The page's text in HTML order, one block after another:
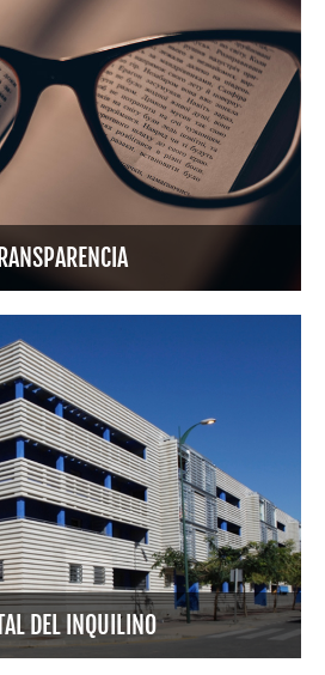
DEL INQUILINO
viviendas de alquiler